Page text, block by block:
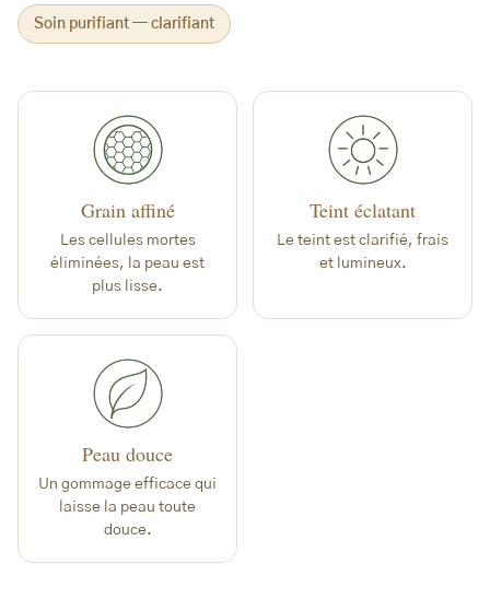
Soin purifiant — clarifiant
Grain affiné
Les cellules mortes
éliminées, la peau est
plus lisse.
Teint éclatant
Le teint est clarifié, frais
et lumineux.
Peau douce
Un gommage efficace qui
laisse la peau toute
douce.